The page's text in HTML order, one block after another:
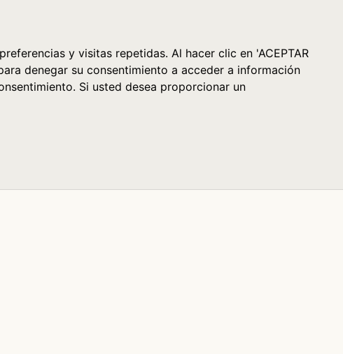
y visitas repetidas. Al hacer clic en 'ACEPTAR
denegar su consentimiento a acceder a información
Si usted desea proporcionar un